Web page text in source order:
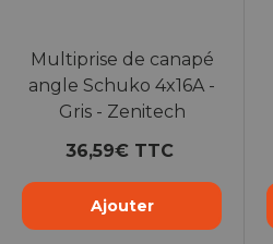
Multiprise de canapé
angle Schuko 4x16A -
Gris - Zenitech
36,59€ TTC
Ajouter